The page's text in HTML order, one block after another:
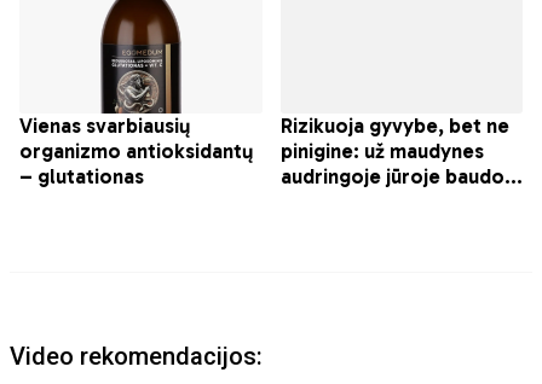
Video rekomendacijos: